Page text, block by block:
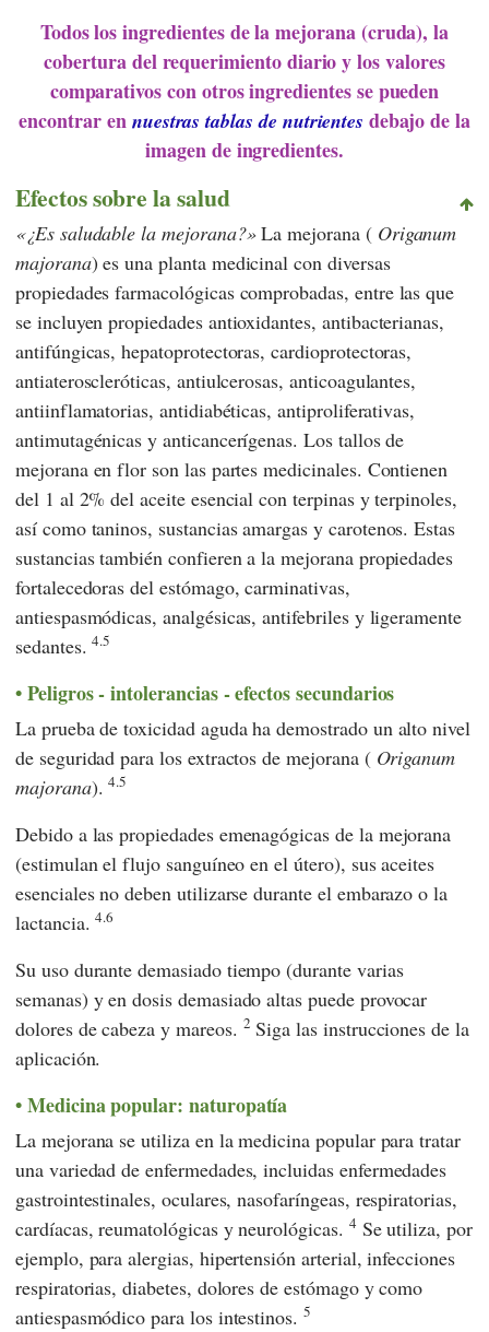
Todos los ingredientes de la mejorana (cruda), la
cobertura del requerimiento diario y los valores
comparativos con otros ingredientes se pueden
encontrar en nuestras tablas de nutrientes debajo de la
imagen de ingredientes.
Efectos sobre la salud
¿Es saludable la mejorana? La mejorana ( Origanum
majorana) es una planta medicinal con diversas
propiedades farmacológicas comprobadas, entre las que
se incluyen propiedades antioxidantes, antibacterianas,
antifúngicas, hepatoprotectoras, cardioprotectoras,
antiateroscleróticas, antiulcerosas, anticoagulantes,
antiinflamatorias, antidiabéticas, antiproliferativas,
antimutagénicas y anticancerígenas. Los tallos de
mejorana en flor son las partes medicinales. Contienen
del 1 al 2% del aceite esencial con terpinas y terpinoles,
así como taninos, sustancias amargas y carotenos. Estas
sustancias también confieren a la mejorana propiedades
fortalecedoras del estómago, carminativas,
antiespasmódicas, analgésicas, antifebriles y ligeramente
sedantes.4.5
Peligros - intolerancias - efectos secundarios
La prueba de toxicidad aguda ha demostrado un alto nivel
de seguridad para los extractos de mejorana ( Origanum
majorana).4.5
Debido a las propiedades emenagógicas de la mejorana
(estimulan el flujo sanguíneo en el útero), sus aceites
esenciales no deben utilizarse durante el embarazo o la
lactancia.4.6
Su uso durante demasiado tiempo (durante varias
semanas) y en dosis demasiado altas puede provocar
dolores de cabeza y mareos. 2 Siga las instrucciones de la
aplicación.
Medicina popular: naturopatía
La mejorana se utiliza en la medicina popular para tratar
una variedad de enfermedades, incluidas enfermedades
gastrointestinales, oculares, nasofaríngeas, respiratorias,
cardíacas, reumatológicas y neurológicas. 4 Se utiliza, por
ejemplo, para alergias, hipertensión arterial, infecciones
respiratorias, diabetes, dolores de estómago y como
antiespasmódico para los intestinos.5